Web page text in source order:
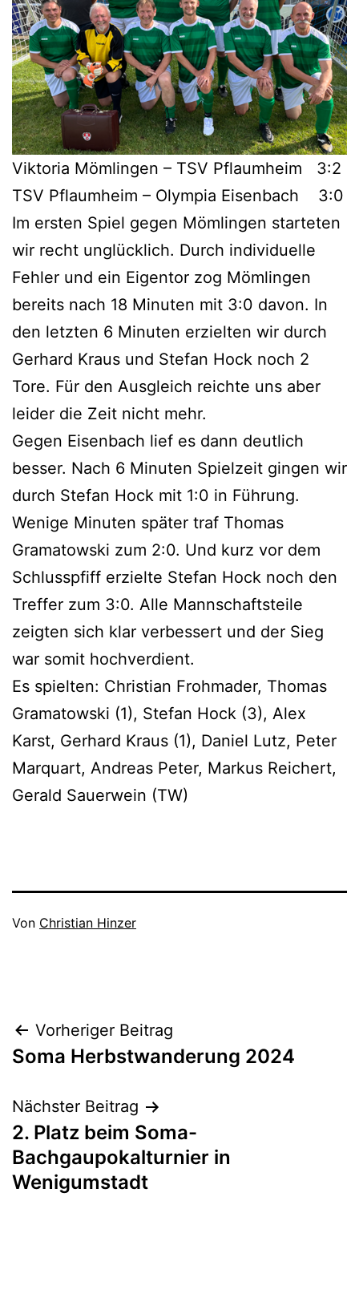
Viktoria Mömlingen – TSV Pflaumheim 3:2
TSV Pflaumheim – Olympia Eisenbach 3:0
Im ersten Spiel gegen Mömlingen starteten
wir recht unglücklich. Durch individuelle
Fehler und ein Eigentor zog Mömlingen
bereits nach 18 Minuten mit 3:0 davon. In
den letzten 6 Minuten erzielten wir durch
Gerhard Kraus und Stefan Hock noch 2
Tore. Für den Ausgleich reichte uns aber
leider die Zeit nicht mehr.
Gegen Eisenbach lief es dann deutlich
besser. Nach 6 Minuten Spielzeit gingen wir
durch Stefan Hock mit 1:0 in Führung.
Wenige Minuten später traf Thomas
Gramatowski zum 2:0. Und kurz vor dem
Schlusspfiff erzielte Stefan Hock noch den
Treffer zum 3:0. Alle Mannschaftsteile
zeigten sich klar verbessert und der Sieg
war somit hochverdient.
Es spielten: Christian Frohmader, Thomas
Gramatowski (1), Stefan Hock (3), Alex
Karst, Gerhard Kraus (1), Daniel Lutz, Peter
Marquart, Andreas Peter, Markus Reichert,
Gerald Sauerwein (TW)
Veröffentlicht
Von Christian Hinzer
Spielberichte
Beitragsnavigation
Vorheriger Beitrag
Soma Herbstwanderung 2024
Nächster Beitrag
2. Platz beim Soma-
Bachgaupokalturnier in
Wenigumstadt